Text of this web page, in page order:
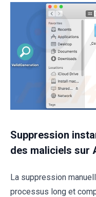
Suppression
des maliciels sur
La suppression
processus long et